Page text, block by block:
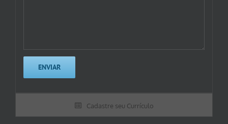
Cadastre seu Currículo